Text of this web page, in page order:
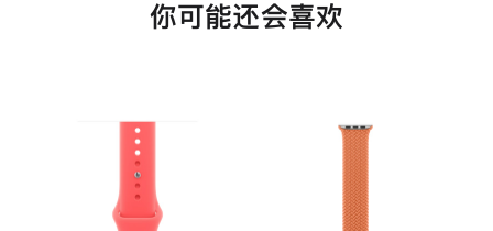
你可能还会喜欢